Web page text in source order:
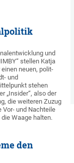
und
stellen Katja
neuen, polit-
und
stehen
„Insider“, also der
die weiteren Zuzug
Vor- und Nachteile
Waage halten.
den